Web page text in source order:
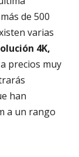
de 500
varias
4K,
a precios muy
han
a un rango